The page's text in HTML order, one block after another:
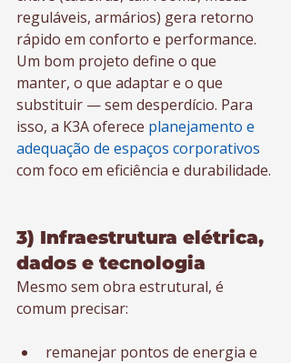
reguláveis, armários) gera retorno
rápido em conforto e performance.
Um bom projeto define o que
manter, o que adaptar e o que
substituir — sem desperdício. Para
isso, a K3A oferece planejamento e
adequação de espaços corporativos
com foco em eficiência e durabilidade.
3) Infraestrutura elétrica,
dados e tecnologia
Mesmo sem obra estrutural, é
comum precisar:
remanejar pontos de energia e